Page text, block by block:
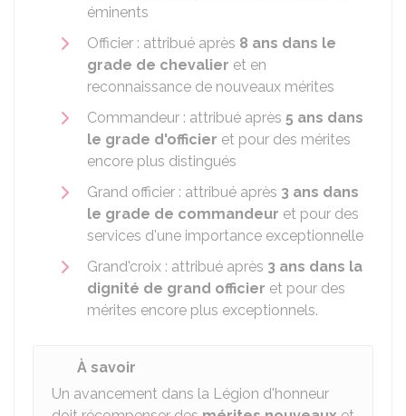
éminents
Officier : attribué après 8 ans dans le
grade de chevalier et en
reconnaissance de nouveaux mérites
Commandeur : attribué après 5 ans dans
le grade d'officier et pour des mérites
encore plus distingués
Grand officier : attribué après 3 ans dans
le grade de commandeur et pour des
services d'une importance exceptionnelle
Grand'croix : attribué après 3 ans dans la
dignité de grand officier et pour des
mérites encore plus exceptionnels.
À savoir
Un avancement dans la Légion d'honneur